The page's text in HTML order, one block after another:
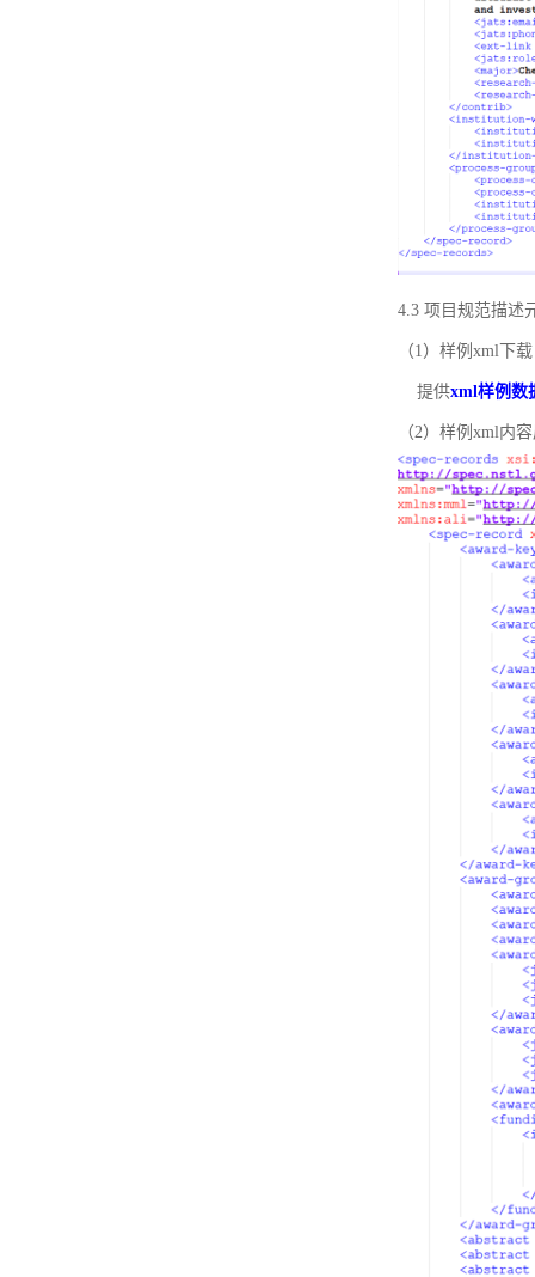
4.3 项目规范描述
（1）样例xml下载
提供xml样例数
（2）样例xml内